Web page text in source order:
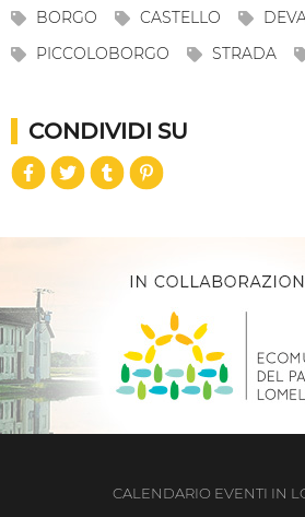
Mostra percorso
PICCOLOBORGO
STRADA
CONDIVIDI SU